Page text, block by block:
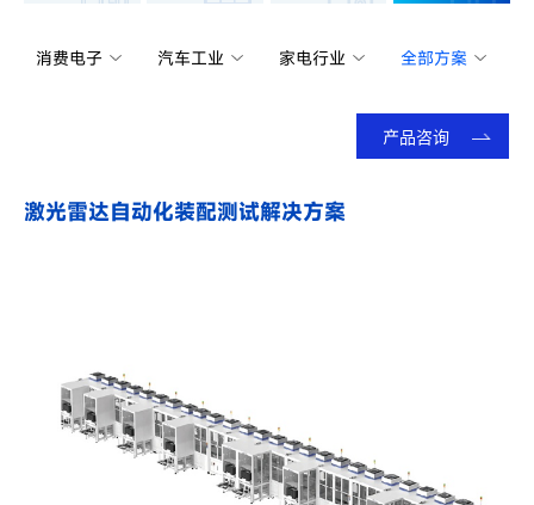
消费电子 汽车工业 家电行业 全部方案
产品咨询
激光雷达自动化装配测试解决方案